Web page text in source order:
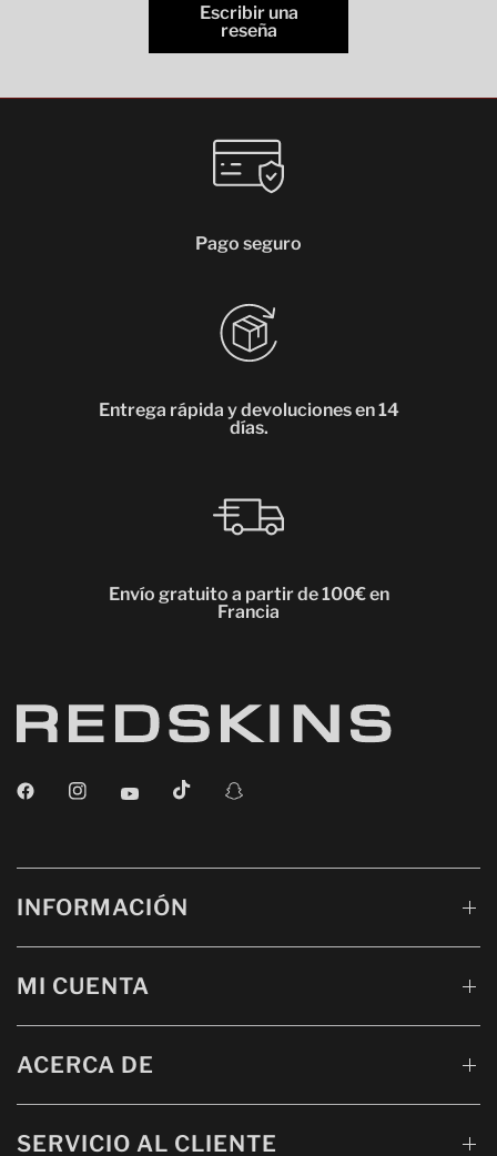
Escribir una
reseña
Pago seguro
Entrega rápida y devoluciones en 14
días.
Envío gratuito a partir de 100€ en
Francia
INFORMACIÓN
MI CUENTA
ACERCA DE
SERVICIO AL CLIENTE